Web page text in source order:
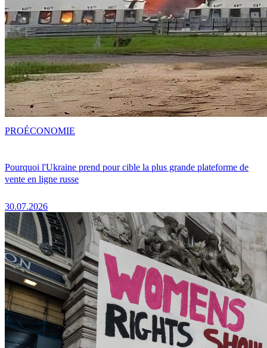
Pourquoi l'Ukraine prend pour cible la plus grande plateforme de
vente en ligne russe
30.07.2026
PROÉCONOMIE